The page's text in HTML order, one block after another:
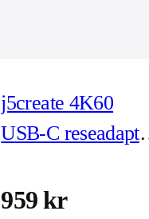
j5create 4K60
USB-C
959 kr